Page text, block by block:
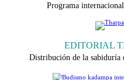
Programa internacional
EDITORIAL
Distribución de la sabiduría